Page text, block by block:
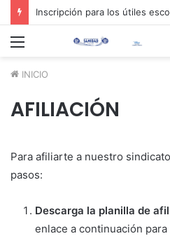
Inscripción para los útiles
Menú
INICIO
AFILIACIÓN
Para afiliarte a nuestro
pasos:
Descarga la planilla de
enlace a continuación